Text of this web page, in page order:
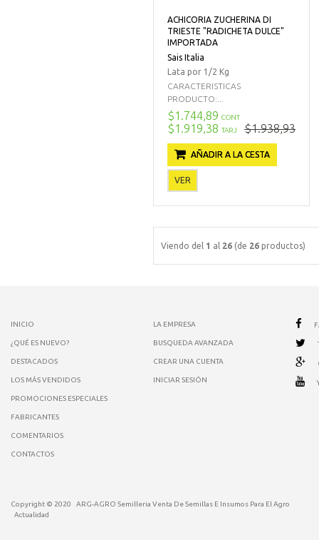
ACHICORIA ZUCHERINA DI
TRIESTE "RADICHETA DULCE"
IMPORTADA
Sais Italia
Lata por 1/2 Kg
CARACTERISTICAS
PRODUCTO:...
$1.744,89 CONT
$1.919,38 TARJ $1.938,93
AÑADIR A LA CESTA
VER
Viendo del 1 al 26 (de 26 productos)
INICIO
¿QUÉ ES NUEVO?
DESTACADOS
LOS MÁS VENDIDOS
PROMOCIONES ESPECIALES
FABRICANTES
COMENTARIOS
CONTACTOS
LA EMPRESA
BUSQUEDA AVANZADA
CREAR UNA CUENTA
INICIAR SESIÓN
Copyright © 2020
ARG-AGRO Semilleria Venta De Semillas E Insumos Para El Agro
Actualidad